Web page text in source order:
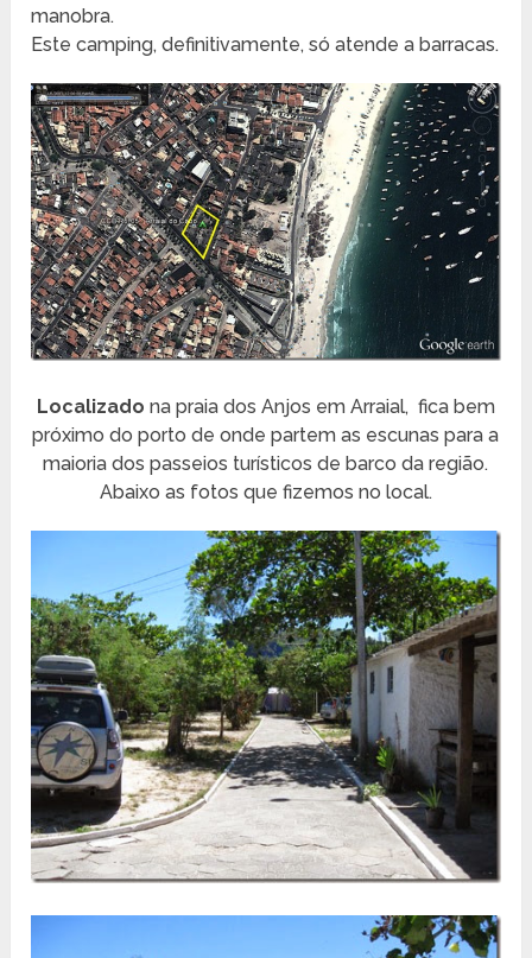
manobra.
Este camping, definitivamente, só atende a barracas.
Localizado na praia dos Anjos em Arraial, fica bem
próximo do porto de onde partem as escunas para a
maioria dos passeios turísticos de barco da região.
Abaixo as fotos que fizemos no local.